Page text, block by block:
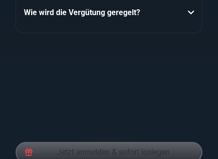
Wie wird die Vergütung geregelt?
Jetzt anmelden & sofort loslegen